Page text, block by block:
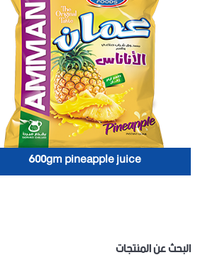
600gm pineapple juice
البحث عن المنتجات